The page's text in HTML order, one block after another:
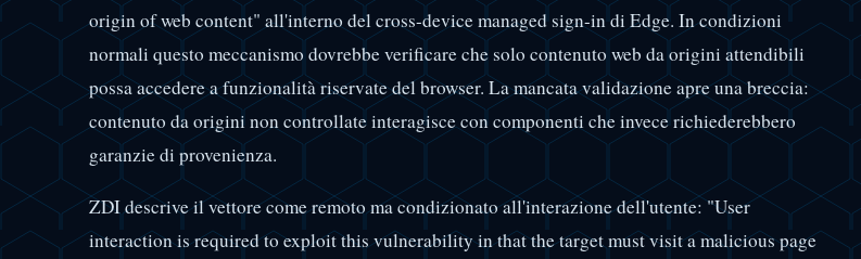
origin of web content" all'interno del cross-device managed sign-in di Edge. In condizioni
normali questo meccanismo dovrebbe verificare che solo contenuto web da origini attendibili
possa accedere a funzionalità riservate del browser. La mancata validazione apre una breccia:
contenuto da origini non controllate interagisce con componenti che invece richiederebbero
garanzie di provenienza.
ZDI descrive il vettore come remoto ma condizionato all'interazione dell'utente: "User
interaction is required to exploit this vulnerability in that the target must visit a malicious page